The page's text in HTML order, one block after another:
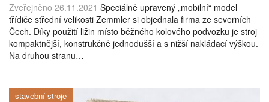
Zveřejněno 26.11.2021 Speciálně upravený „mobilní“ model
třídiče střední velikosti Zemmler si objednala firma ze severních
Čech. Díky použití ližin místo běžného kolového podvozku je stroj
kompaktnější, konstrukčně jednodušší a s nižší nakládací výškou.
Na druhou stranu…
stavební stroje